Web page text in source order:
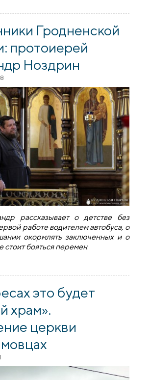
самаранку
Гродненской
протоиерей
Ноздрин
рассказывает о детстве без
работе водителем автобуса, о
окормлять заключенных и о
стоит бояться перемен.
протоиерей Александр Ноздрин
это будет
храм».
церкви